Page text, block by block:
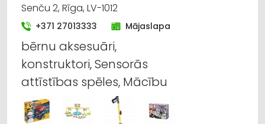
Senču 2, Rīga, LV-1012
+371 27013333 Mājaslapa
bērnu aksesuāri,
konstruktori, Sensorās
attīstības spēles, Mācību